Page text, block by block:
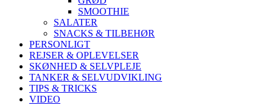
SMOOTHIE
SALATER
SNACKS & TILBEHØR
PERSONLIGT
REJSER & OPLEVELSER
SKØNHED & SELVPLEJE
TANKER & SELVUDVIKLING
TIPS & TRICKS
VIDEO